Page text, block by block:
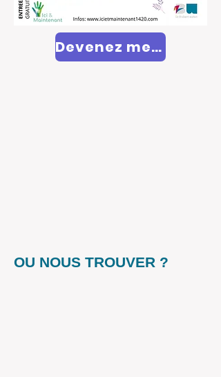
Devenez membre
OU NOUS TROUVER ?